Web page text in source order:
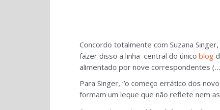
Concordo totalmente com Suzana
fazer disso a linha central do único blog
alimentado por nove correspondentes
Para Singer, “o começo errático dos
formam um leque que não reflete nem